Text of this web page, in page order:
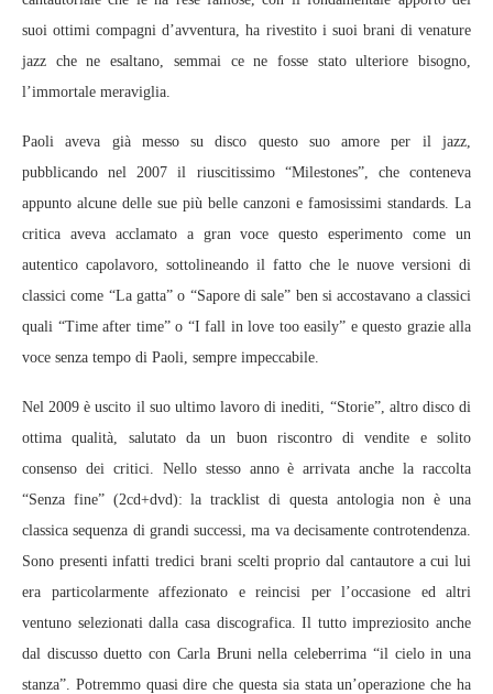
suoi ottimi compagni d’avventura, ha rivestito i suoi brani di venature
jazz che ne esaltano, semmai ce ne fosse stato ulteriore bisogno,
l’immortale meraviglia.
Paoli aveva già messo su disco questo suo amore per il jazz,
pubblicando nel 2007 il riuscitissimo “Milestones”, che conteneva
appunto alcune delle sue più belle canzoni e famosissimi standards. La
critica aveva acclamato a gran voce questo esperimento come un
autentico capolavoro, sottolineando il fatto che le nuove versioni di
classici come “La gatta” o “Sapore di sale” ben si accostavano a classici
quali “Time after time” o “I fall in love too easily” e questo grazie alla
voce senza tempo di Paoli, sempre impeccabile.
Nel 2009 è uscito il suo ultimo lavoro di inediti, “Storie”, altro disco di
ottima qualità, salutato da un buon riscontro di vendite e solito
consenso dei critici. Nello stesso anno è arrivata anche la raccolta
“Senza fine” (2cd+dvd): la tracklist di questa antologia non è una
classica sequenza di grandi successi, ma va decisamente controtendenza.
Sono presenti infatti tredici brani scelti proprio dal cantautore a cui lui
era particolarmente affezionato e reincisi per l’occasione ed altri
ventuno selezionati dalla casa discografica. Il tutto impreziosito anche
dal discusso duetto con Carla Bruni nella celeberrima “il cielo in una
stanza”. Potremmo quasi dire che questa sia stata un’operazione che ha